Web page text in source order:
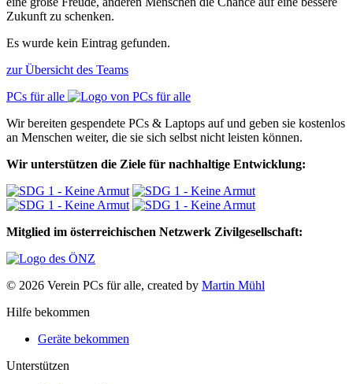
Zukunft zu schenken.
Es wurde kein Eintrag gefunden.
zur Übersicht des Teams
PCs für alle
Wir bereiten gespendete PCs & Laptops auf und geben sie kostenlos
an Menschen weiter, die sie sich selbst nicht leisten können.
Wir unterstützen die Ziele für nachhaltige Entwicklung:
Mitglied im österreichischen Netzwerk Zivilgesellschaft:
© 2026 Verein PCs für alle, created by Martin Mühl
Hilfe bekommen
Geräte bekommen
Unterstützen